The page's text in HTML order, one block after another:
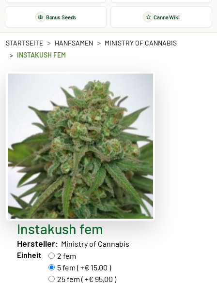
Bonus Seeds Canna Wiki
STARTSEITE HANFSAMEN
MINISTRY OF CANNABIS
INSTAKUSH FEM
Instakush fem
Hersteller: Ministry of Cannabis
Einheit
2 fem
5 fem ( +€ 15,00 )
25 fem ( +€ 95,00 )